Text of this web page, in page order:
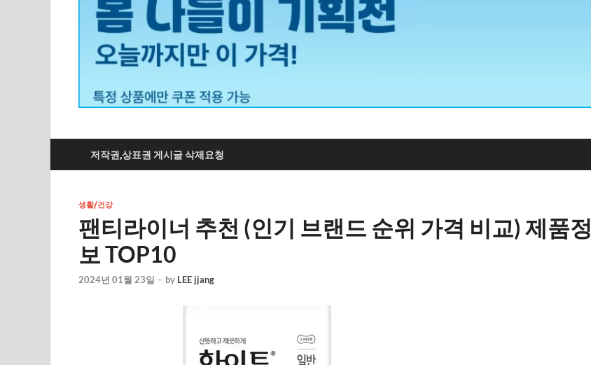
저작권,상표권 게시글 삭제요청
생활/건강
팬티라이너 추천 (인기 브랜드 순위 가격 비교) 제품정
보 TOP10
2024년 01월 23일 - by LEE jjang